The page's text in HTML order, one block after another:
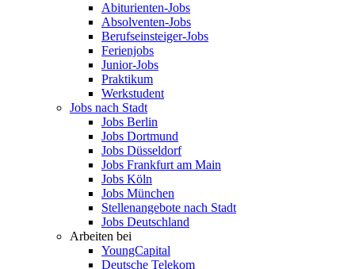
Abiturienten-Jobs
Absolventen-Jobs
Berufseinsteiger-Jobs
Ferienjobs
Junior-Jobs
Praktikum
Werkstudent
Jobs nach Stadt
Jobs Berlin
Jobs Dortmund
Jobs Düsseldorf
Jobs Frankfurt am Main
Jobs Köln
Jobs München
Stellenangebote nach Stadt
Jobs Deutschland
Arbeiten bei
YoungCapital
Deutsche Telekom